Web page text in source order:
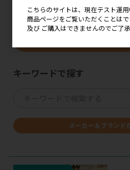
キーワードで探す
メーカー＆ブランド
こちらのサイトは、現在テスト運用
商品ページをご覧いただくことは
及び ご購入はできませんのでご了承